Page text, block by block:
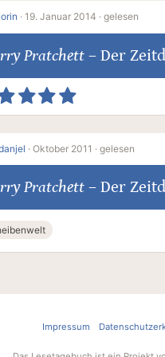
· 19. Januar 2014 · gelesen
Pratchett– Der
· Oktober 2011 · gelesen
Pratchett– Der
Impressum